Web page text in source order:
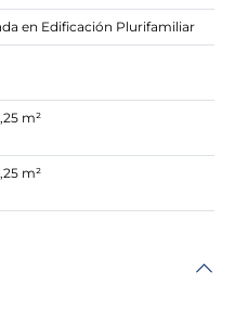
en Edificación Plurifamiliar
m²
m²